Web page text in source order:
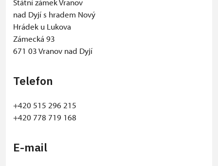
Státní zámek Vranov
nad Dyjí s hradem Nový
Hrádek u Lukova
Zámecká 93
671 03 Vranov nad Dyjí
Telefon
+420 515 296 215
+420 778 719 168
E-mail